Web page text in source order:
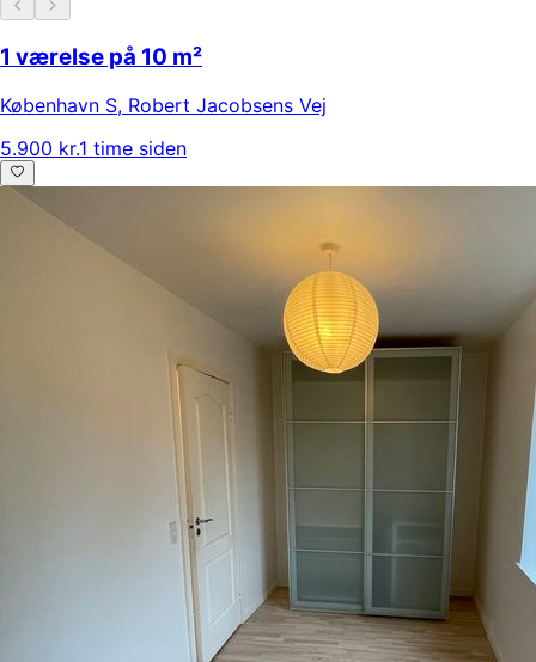
1 værelse på 10 m²
København S, Robert Jacobsens Vej
5.900 kr.1 time siden